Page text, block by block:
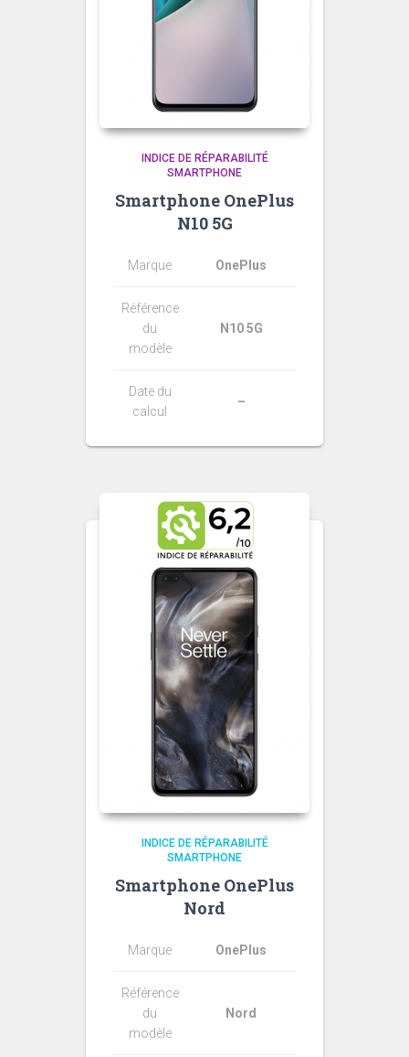
INDICE DE RÉPARABILITÉ
SMARTPHONE
Smartphone OnePlus
N10 5G
Marque OnePlus
Référence
du
modèle
N10 5G
Date du
calcul
–
INDICE DE RÉPARABILITÉ
SMARTPHONE
Smartphone OnePlus
Nord
Marque OnePlus
Référence
du
modèle
Nord